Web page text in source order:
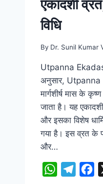
एकादशी
विधि
By Dr. Sunil Kumar
Utpanna
अनुसार, Utpanna
मार्गशीर्ष मास के
जाता है। यह
और इसका विशेष
गया है। इस व्रत के
और…
WhatsApp